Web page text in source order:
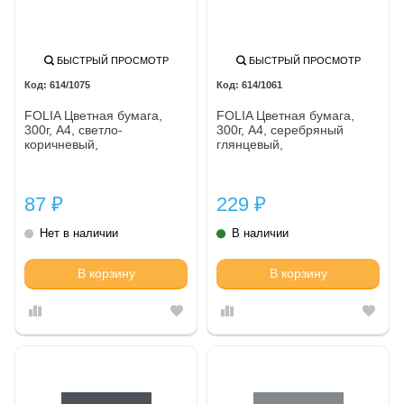
БЫСТРЫЙ ПРОСМОТР
614/1075
FOLIA Цветная бумага,
300г, A4, светло-
коричневый,
87 ₽
Нет в наличии
В корзину
БЫСТРЫЙ ПРОСМОТР
614/1061
FOLIA Цветная бумага,
300г, A4, серебряный
глянцевый,
229 ₽
В наличии
В корзину